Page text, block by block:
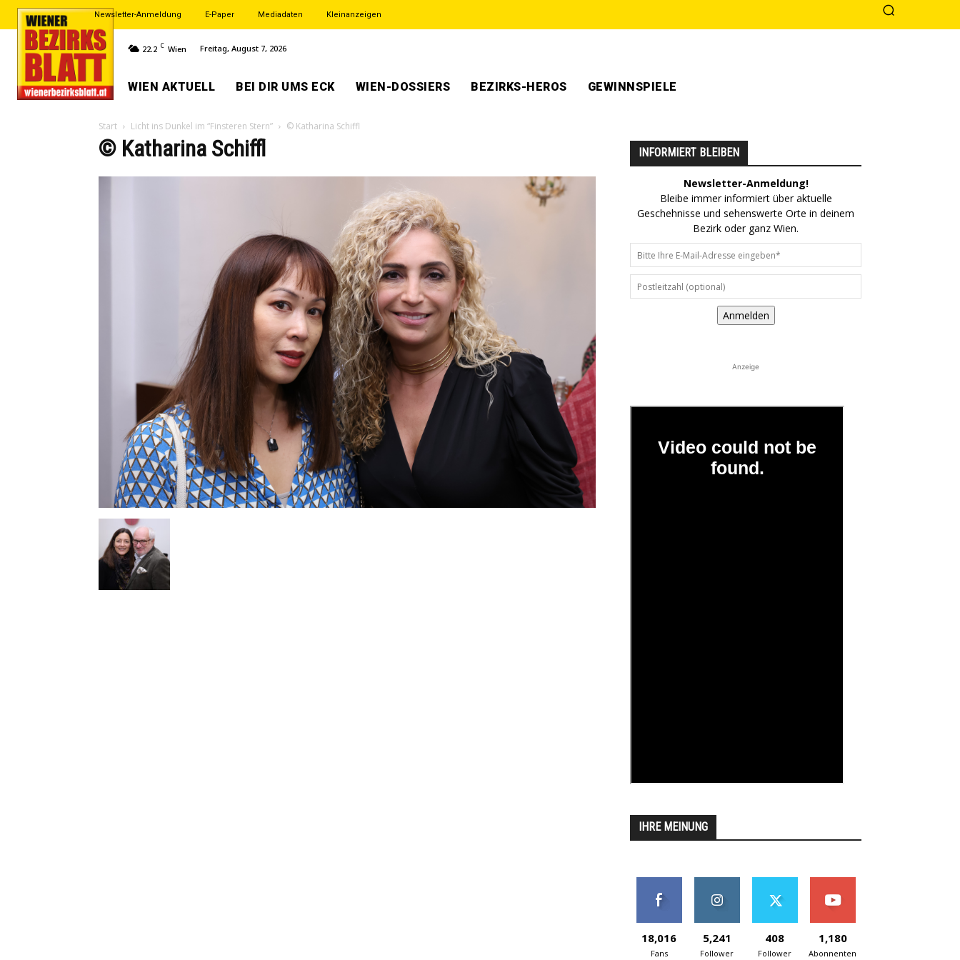
Newsletter-Anmeldung E-Paper Mediadaten Kleinanzeigen
22.2 C Wien Freitag, August 7, 2026
WIEN AKTUELL BEI DIR UMS ECK WIEN-DOSSIERS BEZIRKS-HEROS GEWINNSPIELE
Start Licht ins Dunkel im “Finsteren Stern” © Katharina Schiffl
© Katharina Schiffl INFORMIERT BLEIBEN
Newsletter-Anmeldung!
Bleibe immer informiert über aktuelle
Geschehnisse und sehenswerte Orte in deinem
Bezirk oder ganz Wien.
Anmelden
Anzeige
IHRE MEINUNG
18,016
Fans
5,241
Follower
408
Follower
1,180
Abonnenten